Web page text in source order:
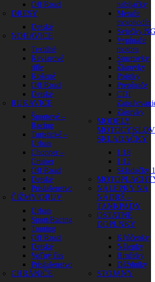
Off Road
DRESY
Detské
NOHAVICE
Textilné
Kevlarové
rifle
Kožené
Off Road
Detské
RUKAVICE
Športové –
Racing
Turistické –
Urban
Chopper –
Cruiser
Off Road
Detské
Príslušenstvo
ČIŽMY/OBUV
Urban
Sport/Racing
Touring
Off Road
Detské
Voľný čas
Príslušenstvo
CHRÁNIČE
nabíjačky
Merače
motohodín
Sviečky
Vypínače
motora
Smerovky
Žiarovky
Poistky
Prepínače
CDI
Zásuvky
MODELY
SKLADAČKY
1:18
1:12
Skladačky
NÁLEPKY NA
NÁDRŽ –
TANKPADY
OSTATNÉ
DOPLNKY
Kľúčenky
Nálepky
Hrnčeky
Dáždniky
STOJANY